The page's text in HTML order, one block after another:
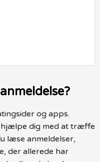
og apps.
dig med at træffe
læse anmeldelser,
der allerede har